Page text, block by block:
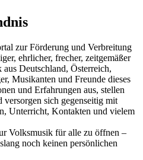
zur Förderung und Verbreitung
ehrlicher, frecher, zeitgemäßer
Deutschland, Österreich,
Musikanten und Freunde dieses
und Erfahrungen aus, stellen
sich gegenseitig mit
Unterricht, Kontakten und vielem
Volksmusik für alle zu öffnen –
noch keinen persönlichen